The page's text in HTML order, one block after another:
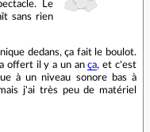
Le
sans rien
dedans, ça fait le boulot.
offert il y a un ança, et c'est
à un niveau sonore bas à
j'ai très peu de matériel